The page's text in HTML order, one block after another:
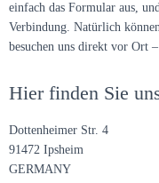
einfach das Formular aus,
Verbindung. Natürlich
besuchen uns direkt vor Ort
Hier finden Sie
Dottenheimer Str. 4
91472 Ipsheim
GERMANY